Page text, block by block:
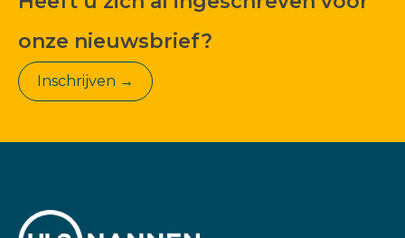
onze nieuwsbrief?
Inschrijven →